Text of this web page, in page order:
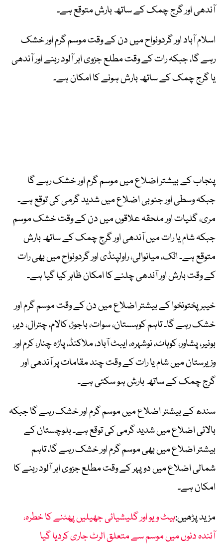
آندھی اور گرج چمک کے ساتھ بارش متوقع ہے۔
اسلام آباد اور گردونواح میں دن کے وقت موسم گرم اور خشک
رہے گا، جبکہ رات کے وقت مطلع جزوی ابر آلود رہنے اور آندھی
یا گرج چمک کے ساتھ بارش ہونے کا امکان ہے۔
پنجاب کے بیشتر اضلاع میں موسم گرم اور خشک رہے گا
جبکہ وسطی اور جنوبی اضلاع میں شدید گرمی کی توقع ہے۔
مری، گلیات اور ملحقہ علاقوں میں دن کے وقت خشک موسم
جبکہ شام یا رات میں آندھی اور گرج چمک کے ساتھ بارش
متوقع ہے۔ اٹک، میانوالی، راولپنڈی اور گردونواح میں بھی رات
کے وقت بارش اور آندھی چلنے کا امکان ظاہر کیا گیا ہے۔
خیبرپختونخوا کے بیشتر اضلاع میں دن کے وقت موسم گرم اور
خشک رہے گا۔ تاہم کوہستان، سوات، باجوڑ، کالام، چترال، دیر،
بونیر، پشاور، کوہاٹ، نوشہرہ، ایبٹ آباد، ملاکنڈ، پاڑہ چنار، کرم اور
وزیرستان میں شام یا رات کے وقت چند مقامات پر آندھی اور
گرج چمک کے ساتھ بارش ہو سکتی ہے۔
سندھ کے بیشتر اضلاع میں موسم گرم اور خشک رہے گا جبکہ
بالائی اضلاع میں شدید گرمی کی توقع ہے۔ بلوچستان کے
بیشتر اضلاع میں بھی موسم گرم اور خشک رہے گا، تاہم
شمالی اضلاع میں دوپہر کے وقت مطلع جزوی ابر آلود رہنے کا
امکان ہے۔
مزید پڑھیں:ہیٹ ویو اور گلیشیائی جھیلیں پھٹنے کا خطرہ،
آئندہ دنوں میں موسم سے متعلق الرٹ جاری کردیا گیا